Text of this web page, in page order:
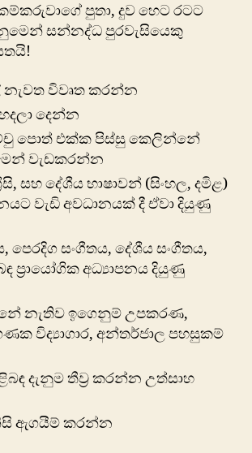
කම්කරුවාගේ පුතා, දුව හෙට රටට
සන්නද්ධ පුරවැසියෙකු
නැවත විවෘත කරන්න
දෙන්න
පොත් එක්ක පිස්සු කෙලින්නේ
වැඩකරන්න
සහ දේශීය භාෂාවන් (සිංහල, දමිළ)
වැඩි අවධානයක් දී ඒවා දියුණු
පෙරදිග සංගීතය, දේශීය සංගීතය,
ප්‍රායෝගික අධ්‍යාපනය දියුණු
නැතිව ඉගෙනුම් උපකරණ,
විද්‍යාගාර, අන්තර්ජාල පහසුකම්
දැනුම තීව්‍ර කරන්න උත්සාහ
ඇගයීම් කරන්න